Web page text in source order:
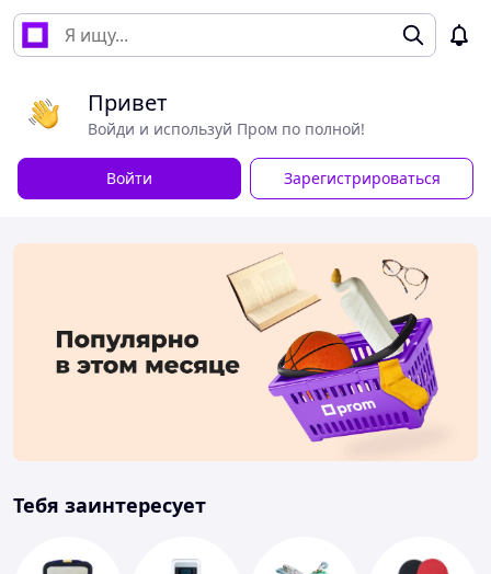
Привет
Войди и используй Пром по полной!
Войти Зарегистрироваться
Тебя заинтересует